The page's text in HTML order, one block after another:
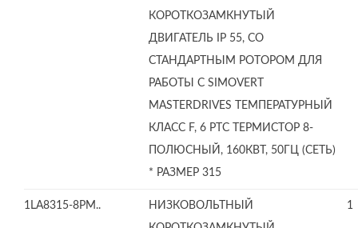
КОРОТКОЗАМКНУТЫЙ
ДВИГАТЕЛЬ IP 55, СО
СТАНДАРТНЫМ РОТОРОМ ДЛЯ
РАБОТЫ С SIMOVERT
MASTERDRIVES ТЕМПЕРАТУРНЫЙ
КЛАСС F, 6 PTC ТЕРМИСТОР 8-
ПОЛЮСНЫЙ, 160КВТ, 50ГЦ (СЕТЬ)
* РАЗМЕР 315
1LA8315-8PM..
НИЗКОВОЛЬТНЫЙ
1